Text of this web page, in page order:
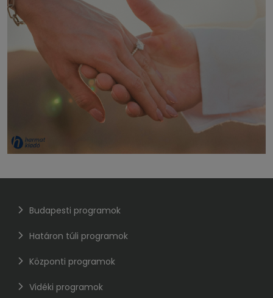
Budapesti programok
Határon túli programok
Központi programok
Vidéki programok